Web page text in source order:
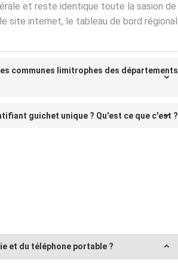
et reste identique toute la sasion de
site internet, le tableau de bord régional
communes limitrophes des départements
guichet unique ? Qu'est ce que c'est ?
et du téléphone portable ?